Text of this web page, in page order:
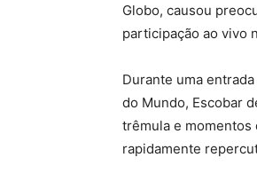
Globo, causou
participação ao vivo
Durante uma
do Mundo, Escobar
trêmula e momentos
rapidamente